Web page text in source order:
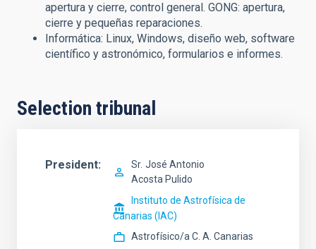
apertura y cierre, control general. GONG: apertura,
cierre y pequeñas reparaciones.
Informática: Linux, Windows, diseño web, software
científico y astronómico, formularios e informes.
Selection tribunal
President Sr. José Antonio
Acosta Pulido
Instituto de Astrofísica de
Canarias (IAC)
Astrofísico/a C. A. Canarias